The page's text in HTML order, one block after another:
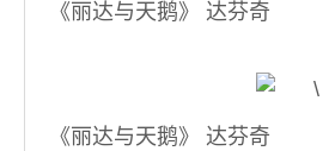
《丽达与天鹅》 达芬奇
《丽达与天鹅》 达芬奇